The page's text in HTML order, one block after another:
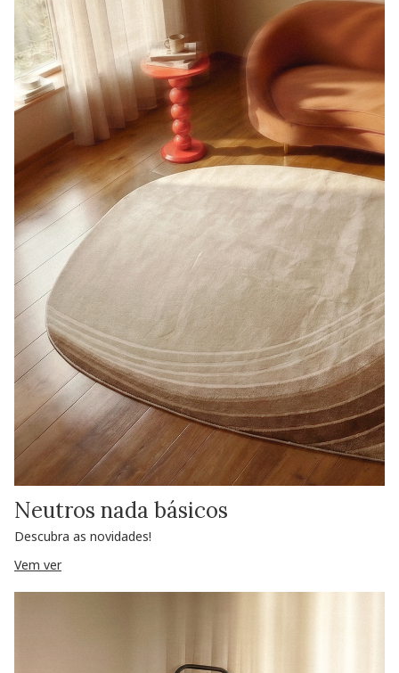
Neutros nada básicos
Descubra as novidades!
Vem ver